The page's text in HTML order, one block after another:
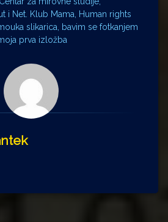
i Net. Klub Mama, Human rights
slikarica, bavim se fotkanjem
prva izložba